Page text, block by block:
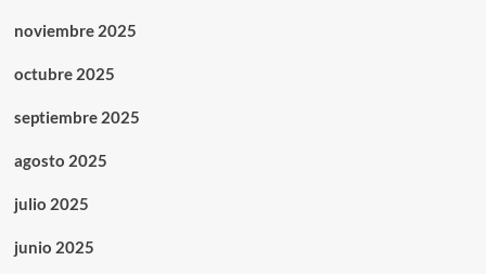
noviembre 2025
octubre 2025
septiembre 2025
agosto 2025
julio 2025
junio 2025